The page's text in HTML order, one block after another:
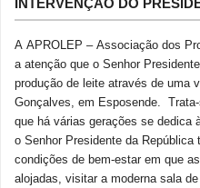
INTERVENÇÃO DO
A APROLEP – Associação dos
a atenção que o Senhor
produção de leite através de uma
Gonçalves, em Esposende.
que há várias gerações se dedica
o Senhor Presidente da República
condições de bem-estar em que
alojadas, visitar a moderna sala